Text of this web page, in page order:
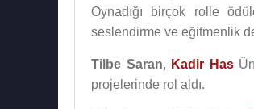
Oynadığı birçok rolle
seslendirme ve eğitmenlik
Tilbe Saran, Kadir Has
projelerinde rol aldı.